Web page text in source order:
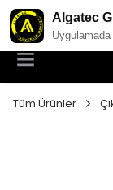
YENI
Tüm Ürünler
Algatec
Uygulamada